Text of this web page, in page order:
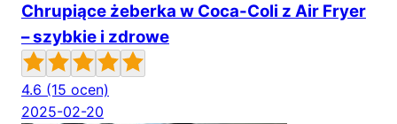
Chrupiące żeberka w Coca-Coli z Air Fryer
– szybkie i zdrowe
4.6 (15 ocen)
2025-02-20